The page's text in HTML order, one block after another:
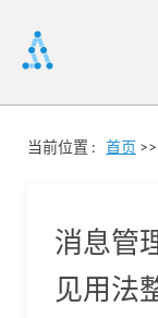
首
当前位置 : 首页 >>
消息管
见用法